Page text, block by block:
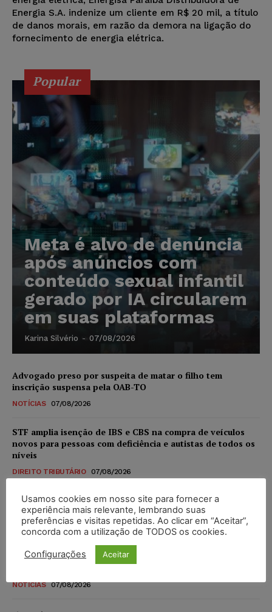
Energia S.A. indenize um cliente em R$ 20 mil, a título
de danos morais, em razão da demora na ligação do
fornecimento de energia elétrica.
Popular
Meta é alvo de denúncia
após anúncios com
conteúdo sexual infantil
gerado por IA circularem
em suas plataformas
Karina Silvério - 07/08/2026
Advogado preso por suspeita de matar o filho tem
inscrição suspensa pela OAB-TO
NOTÍCIAS 07/08/2026
STF amplia isenção de IBS e CBS na compra de veículos
novos para pessoas com deficiência e autistas de todos os
níveis
DIREITO TRIBUTÁRIO 07/08/2026
Justiça do Trabalho mantém justa causa de empregado que
vendia canetas emagrecedoras no local de trabalho
NOTÍCIAS 07/08/2026
Justiça de SP decreta prisão de suspeito investigado na
NOTÍCIAS 07/08/2026
Usamos cookies em nosso site para fornecer a
experiência mais relevante, lembrando suas
preferências e visitas repetidas. Ao clicar em “Aceitar”,
concorda com a utilização de TODOS os cookies.
Configurações Aceitar